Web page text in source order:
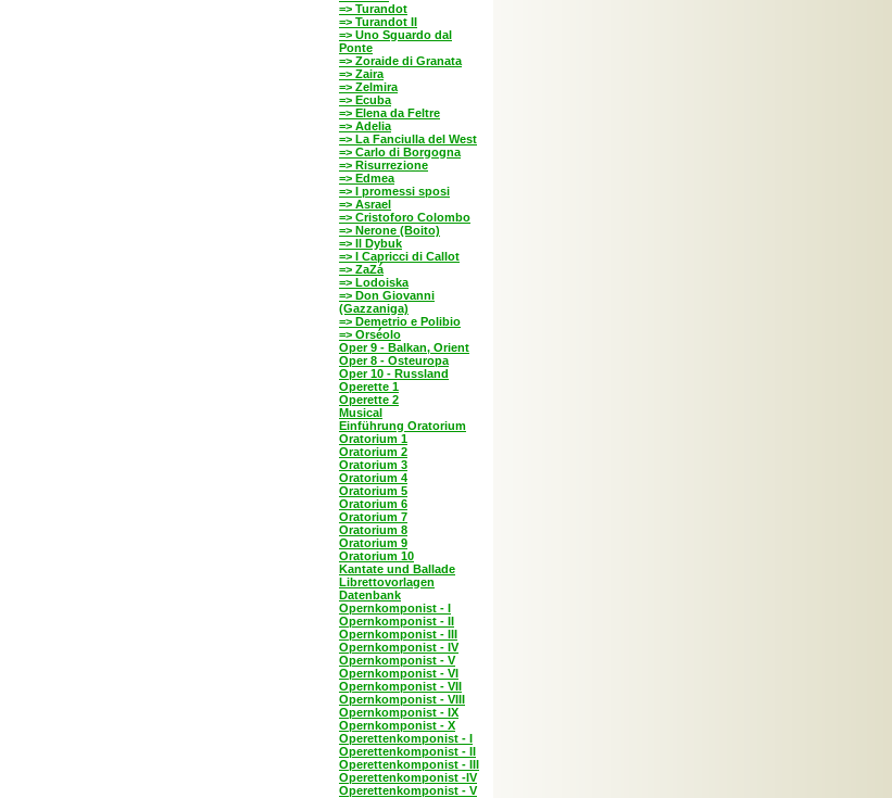
=> Turandot
=> Turandot II
=> Uno Sguardo dal
Ponte
=> Zoraide di Granata
=> Zaira
=> Zelmira
=> Ecuba
=> Elena da Feltre
=> Adelia
=> La Fanciulla del West
=> Carlo di Borgogna
=> Risurrezione
=> Edmea
=> I promessi sposi
=> Asrael
=> Cristoforo Colombo
=> Nerone (Boito)
=> Il Dybuk
=> I Capricci di Callot
=> ZaZá
=> Lodoiska
=> Don Giovanni
(Gazzaniga)
=> Demetrio e Polibio
=> Orséolo
Oper 9 - Balkan, Orient
Oper 8 - Osteuropa
Oper 10 - Russland
Operette 1
Operette 2
Musical
Einführung Oratorium
Oratorium 1
Oratorium 2
Oratorium 3
Oratorium 4
Oratorium 5
Oratorium 6
Oratorium 7
Oratorium 8
Oratorium 9
Oratorium 10
Kantate und Ballade
Librettovorlagen
Datenbank
Opernkomponist - I
Opernkomponist - II
Opernkomponist - III
Opernkomponist - IV
Opernkomponist - V
Opernkomponist - VI
Opernkomponist - VII
Opernkomponist - VIII
Opernkomponist - IX
Opernkomponist - X
Operettenkomponist - I
Operettenkomponist - II
Operettenkomponist - III
Operettenkomponist -IV
Operettenkomponist - V